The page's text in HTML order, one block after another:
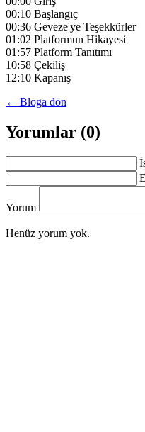
00:10 Başlangıç
00:36 Geveze'ye Teşekkürler
01:02 Platformun Hikayesi
01:57 Platform Tanıtımı
10:58 Çekiliş
12:10 Kapanış
← Bloga dön
Yorumlar (0)
Yorum
Henüz yorum yok.